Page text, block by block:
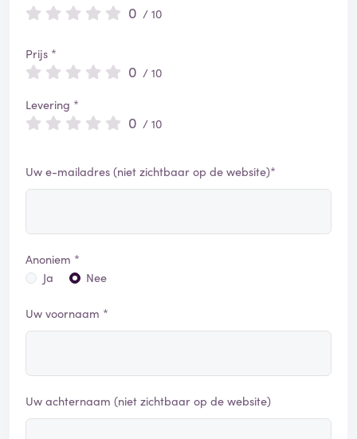
0 / 10
Prijs *
0 / 10
Levering *
0 / 10
Uw e-mailadres (niet zichtbaar op de website)*
Anoniem *
Ja
Nee
Uw voornaam *
Uw achternaam (niet zichtbaar op de website)